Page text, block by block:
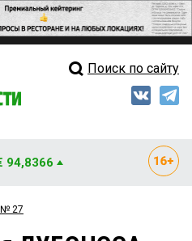
Свежий выпускПоиск по сайту
94,8366
№ 27